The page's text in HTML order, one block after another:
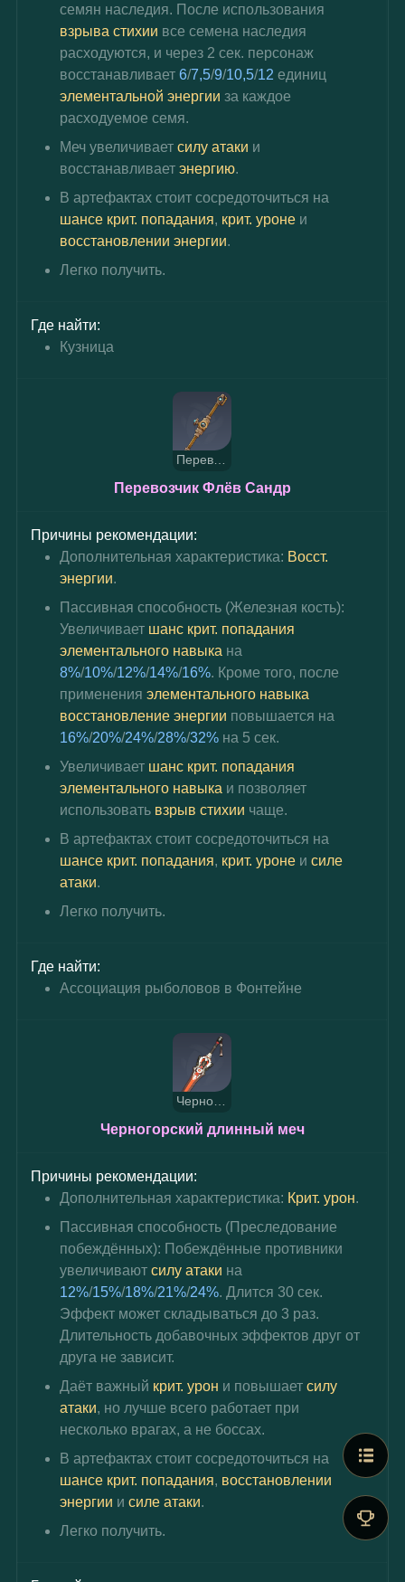
семян наследия. После использования
взрыва стихии все семена наследия
расходуются, и через 2 сек. персонаж
восстанавливает 6/7,5/9/10,5/12 единиц
элементальной энергии за каждое
расходуемое семя.
Меч увеличивает силу атаки и
восстанавливает энергию.
В артефактах стоит сосредоточиться на
шансе крит. попадания, крит. уроне и
восстановлении энергии.
Легко получить.
Где найти:
Кузница
Перевозчик Флёв Сандр
Перевозчик Флёв Сандр
Причины рекомендации:
Дополнительная характеристика: Восст.
энергии.
Пассивная способность (Железная кость):
Увеличивает шанс крит. попадания
элементального навыка на
8%/10%/12%/14%/16%. Кроме того, после
применения элементального навыка
восстановление энергии повышается на
16%/20%/24%/28%/32% на 5 сек.
Увеличивает шанс крит. попадания
элементального навыка и позволяет
использовать взрыв стихии чаще.
В артефактах стоит сосредоточиться на
шансе крит. попадания, крит. уроне и силе
атаки.
Легко получить.
Где найти:
Ассоциация рыболовов в Фонтейне
Черногорский длинный меч
Черногорский длинный меч
Причины рекомендации:
Дополнительная характеристика: Крит. урон.
Пассивная способность (Преследование
побеждённых): Побеждённые противники
увеличивают силу атаки на
12%/15%/18%/21%/24%. Длится 30 сек.
Эффект может складываться до 3 раз.
Длительность добавочных эффектов друг от
друга не зависит.
Даёт важный крит. урон и повышает силу
атаки, но лучше всего работает при
несколько врагах, а не боссах.
В артефактах стоит сосредоточиться на
шансе крит. попадания, восстановлении
энергии и силе атаки.
Легко получить.